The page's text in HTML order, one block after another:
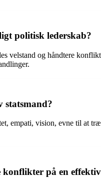
politisk lederskab?
velstand og håndtere
statsmand?
empati, vision, evne til at
på en